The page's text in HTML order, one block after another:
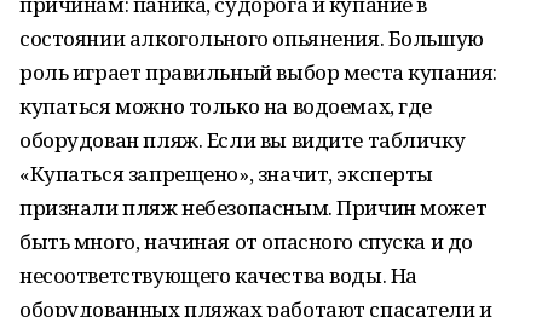
состоянии алкогольного опьянения. Большую
роль играет правильный выбор места купания:
купаться можно только на водоемах, где
оборудован пляж. Если вы видите табличку
«Купаться запрещено», значит, эксперты
признали пляж небезопасным. Причин может
быть много, начиная от опасного спуска и до
несоответствующего качества воды. На
оборудованных пляжах работают спасатели и